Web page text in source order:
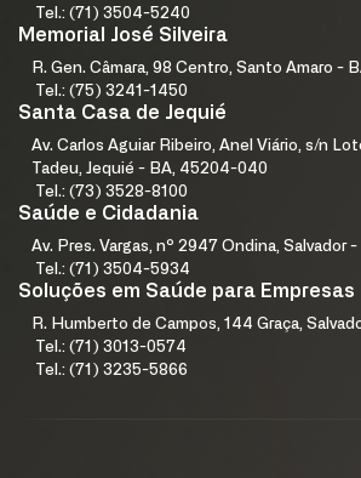
Tel.: (71) 3504-5240
Memorial José Silveira
R. Gen. Câmara, 98 Centro, Santo Amaro -
Tel.: (75) 3241-1450
Santa Casa de Jequié
Av. Carlos Aguiar Ribeiro, Anel Viário, s/n
Tadeu, Jequié - BA, 45204-040
Tel.: (73) 3528-8100
Saúde e Cidadania
Av. Pres. Vargas, nº 2947 Ondina, Salvador
Tel.: (71) 3504-5934
Soluções em Saúde para Empresas
R. Humberto de Campos, 144 Graça,
Tel.: (71) 3013-0574
Tel.: (71) 3235-5866